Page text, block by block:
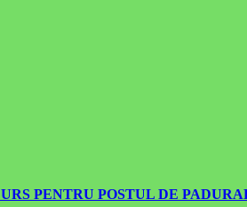
PENTRU POSTUL DE